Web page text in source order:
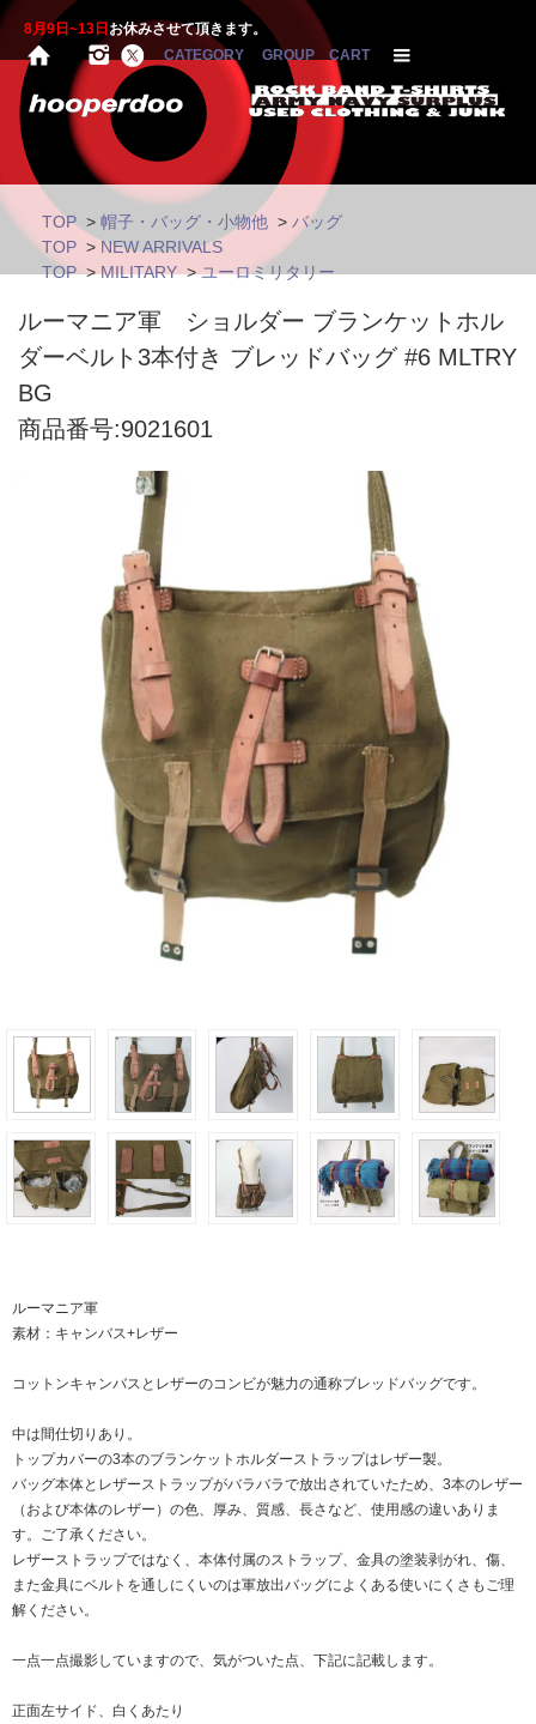
8月9日~13日 お休みさせて頂きます。
CATEGORY
GROUP CART
TOP > 帽子・バッグ・小物他 > バッグ
TOP > NEW ARRIVALS
TOP >MILITARY >ユーロミリタリー
ルーマニア軍 ショルダー ブランケットホル
ダーベルト3本付き ブレッドバッグ #6 MLTRY
BG
商品番号:9021601
ルーマニア軍
素材：キャンバス+レザー
コットンキャンバスとレザーのコンビが魅力の通称ブレッドバッグです。
中は間仕切りあり。
トップカバーの3本のブランケットホルダーストラップはレザー製。
バッグ本体とレザーストラップがバラバラで放出されていたため、3本のレザー
（および本体のレザー）の色、厚み、質感、長さなど、使用感の違いありま
す。ご了承ください。
レザーストラップではなく、本体付属のストラップ、金具の塗装剥がれ、傷、
また金具にベルトを通しにくいのは軍放出バッグによくある使いにくさもご理
解ください。
一点一点撮影していますので、気がついた点、下記に記載します。
正面左サイド、白くあたり